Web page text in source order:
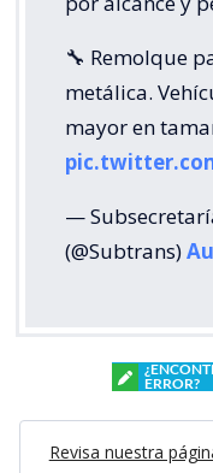
🔧 Remolque
metálica.
mayor en
—
(@Subtrans)
ERROR?
Revisa nuestra